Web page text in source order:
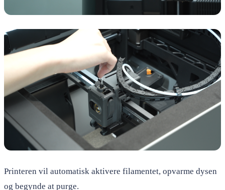
Printeren vil automatisk aktivere filamentet, opvarme dysen
og begynde at purge.